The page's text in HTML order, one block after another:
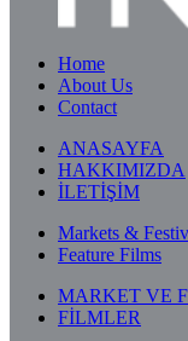
Home
About Us
Contact
ANASAYFA
HAKKIMIZDA
İLETİŞİM
Markets &
Feature Films
MARKET VE
FİLMLER